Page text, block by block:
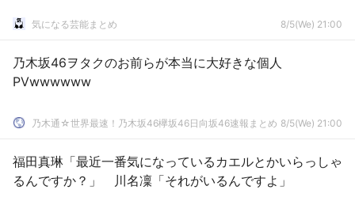
気になる芸能まとめ 8/5(We) 21:00
乃木坂46ヲタクのお前らが本当に大好きな個人
PVwwwwww
乃木通☆世界最速！乃木坂46欅坂46日向坂46速報まとめ 8/5(We) 21:00
福田真琳「最近一番気になっているカエルとかいらっしゃ
るんですか？」 川名凜「それがいるんですよ」